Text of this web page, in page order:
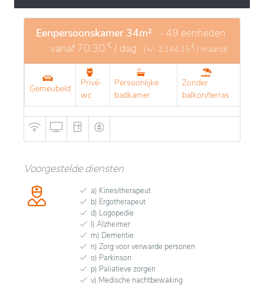
Eenpersoonskamer 34m² - 49 eenheden
vanaf70,30 € / dag (+/- 2.144,15 € / maand)
Gemeubeld
Privé-
wc
Persoonlijke
badkamer
Zonder
balkon/terras
Voorgestelde diensten
a) Kinesitherapeut
b) Ergotherapeut
d) Logopedie
l) Alzheimer
m) Dementie
n) Zorg voor verwarde personen
o) Parkinson
p) Paliatieve zorgen
v) Medische nachtbewaking